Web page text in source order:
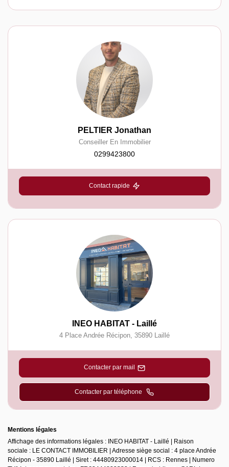
PELTIER Jonathan
Conseiller En Immobilier
0299423800
Contact rapide
INEO HABITAT - Laillé
4 Place Andrée Récipon, 35890 Laillé
Contacter par mail
Contacter par téléphone
Mentions légales
Affichage des informations légales : INEO HABITAT - Laillé | Raison
sociale : LE CONTACT IMMOBILIER | Adresse siège social : 4 place Andrée
Récipon - 35890 Laillé | Siret : 44480923000014 | RCS : Rennes | Numero